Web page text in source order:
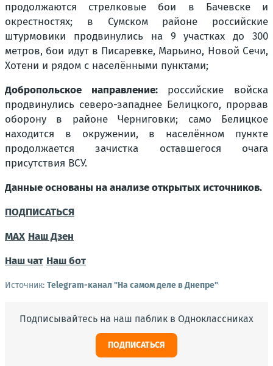
продолжаются стрелковые бои в Бачевске и
окрестностях; в Сумском районе российские
штурмовики продвинулись на 9 участках до 300
метров, бои идут в Писаревке, Марьино, Новой Сечи,
Хотени и рядом с населёнными пунктами;
Добропольское направление:российские войска
продвинулись северо-западнее Белицкого, прорвав
оборону в районе Черниговки; само Белицкое
находится в окружении, в населённом пункте
продолжается зачистка оставшегося очага
присутствия ВСУ.
Данные основаны на анализе открытых источников.
ПОДПИСАТЬСЯ
MAX Наш Дзен
Наш чат Наш бот
Источник: Telegram-канал "На самом деле в Днепре"
Подписывайтесь на наш паблик в Одноклассниках
ПОДПИСАТЬСЯ